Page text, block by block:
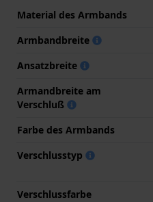
Material des Armbands
Armbandbreite
Ansatzbreite
Armandbreite am
Verschluß
Farbe des Armbands
Verschlusstyp
Verschlussfarbe